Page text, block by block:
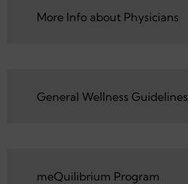
More Info about Physicians
General Wellness Guidelines
meQuilibrium Program